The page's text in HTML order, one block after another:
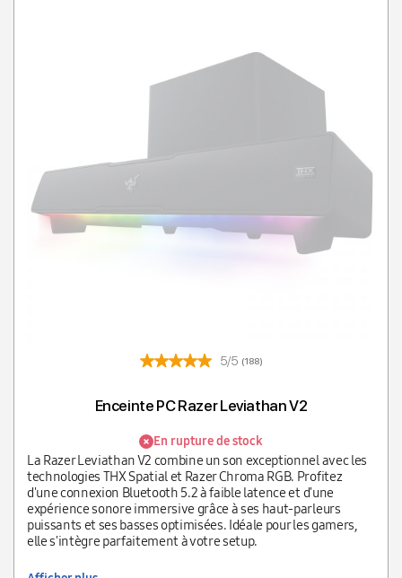
5/5 (188)
Enceinte PC Razer Leviathan V2
En rupture de stock
La Razer Leviathan V2 combine un son exceptionnel avec les
technologies THX Spatial et Razer Chroma RGB. Profitez
d'une connexion Bluetooth 5.2 à faible latence et d'une
expérience sonore immersive grâce à ses haut-parleurs
puissants et ses basses optimisées. Idéale pour les gamers,
elle s'intègre parfaitement à votre setup.